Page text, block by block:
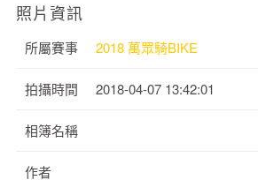
照片資訊
所屬賽事 2018 萬眾騎BIKE
拍攝時間 2018-04-07 13:42:01
相簿名稱
作者